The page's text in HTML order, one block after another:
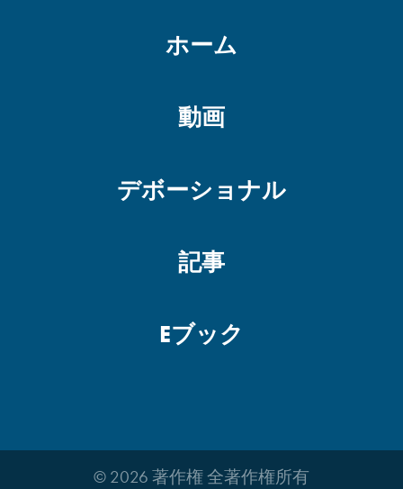
ホーム
動画
デボーショナル
記事
Eブック
© 2026 著作権 全著作権所有